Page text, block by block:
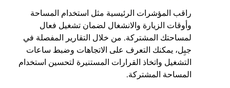
راقب المؤشرات الرئيسية مثل استخدام المساحة
وأوقات الزيارة والانشغال لضمان تشغيل فعال
لمساحتك المشتركة. من خلال التقارير المفصلة في
جبِل، يمكنك التعرف على الاتجاهات وضبط ساعات
التشغيل واتخاذ القرارات المستنيرة لتحسين استخدام
المساحة المشتركة.